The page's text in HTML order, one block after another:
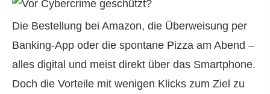
Die Bestellung bei Amazon, die Überweisung per
Banking-App oder die spontane Pizza am Abend –
alles digital und meist direkt über das Smartphone.
Doch die Vorteile mit wenigen Klicks zum Ziel zu